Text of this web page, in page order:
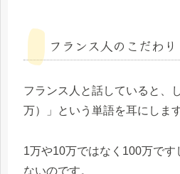
フランス人のこだわり
フランス人と話していると、
万）」という単語を耳にしま
1万や10万ではなく100万です
ないのです。